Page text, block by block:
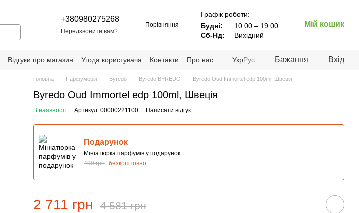
+380980275268
Передзвонити вам?
Порівняння
Графік роботи:
Будні:
10:00 – 19:00
Сб-Нд:
Вихідний
Мій кошик
Відгуки про магазин Угода користувача Контакти
Про нас
УкрРус Бажання Вхід
Головна Парфумерія Byredo Byredo BYREDO Byredo Oud Immortel edp 100ml, Швеція
Byredo Oud Immortel edp 100ml, Швеція
В наявності Артикул: 00000221100 Написати відгук
Подарунок
Мініатюрка парфумів у подарунок
499 грн безкоштовно
2 711 грн 4 581 грн